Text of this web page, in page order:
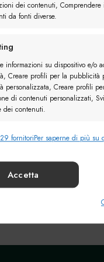
dei contenuti,
da fonti diverse.
informazioni su dispositivo e/o
Creare profili per la pubblicità
personalizzata, Creare profili
di contenuti personalizzati,
dei contenuti.
Identificare i dispositivi in base
la sicurezza,
fornitoriPer saperne di più su
Accetta
2 utenti